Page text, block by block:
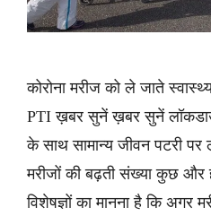
कोरोना मरीज को ले जाते
PTI ख़बर सुनें ख़बर सुनें
के साथ सामान्य जीवन पटरी पर
मरीजों की बढ़ती संख्या कुछ और
विशेषज्ञों का मानना है कि अगर